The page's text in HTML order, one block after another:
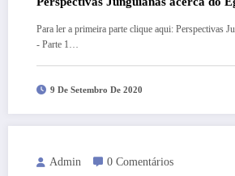
Para ler a primeira parte clique aqui: Perspectivas
- Parte 1…
9 De Setembro De 2020
Admin 0 Comentários